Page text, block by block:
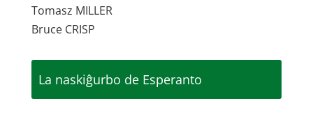
Tomasz MILLER
Bruce CRISP
La naskiĝurbo de Esperanto